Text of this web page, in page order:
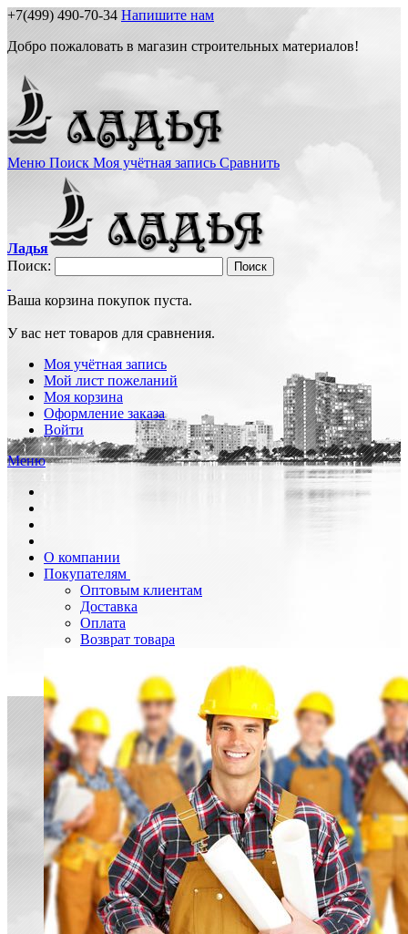
+7(499) 490-70-34 Напишите нам
Добро пожаловать в магазин строительных материалов!
Меню Поиск Моя учётная запись Сравнить
Ладья
Поиск:
Поиск
Ваша корзина покупок пуста.
У вас нет товаров для сравнения.
Моя учётная запись
Мой лист пожеланий
Моя корзина
Оформление заказа
Войти
Меню
О компании
Покупателям
Оптовым клиентам
Доставка
Оплата
Возврат товара